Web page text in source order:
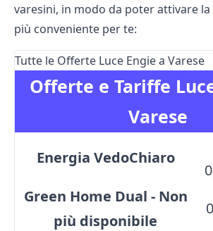
varesini, in modo da poter attivare
più conveniente per te:
Tutte le Offerte Luce Engie a Varese
Offerte e Tariffe
Varese
Energia VedoChiaro
Green Home Dual - Non
più disponibile